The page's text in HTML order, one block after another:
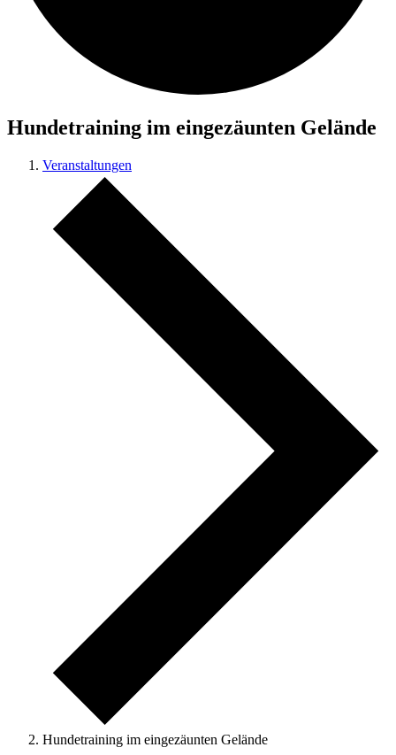
Hundetraining im eingezäunten Gelände
Veranstaltungen
Hundetraining im eingezäunten Gelände